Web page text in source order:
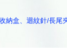
納盒、迴紋針/長尾